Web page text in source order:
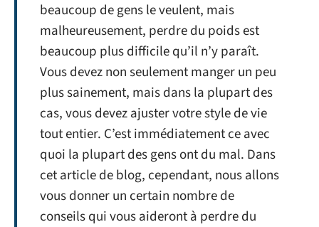
beaucoup de gens le veulent, mais
malheureusement, perdre du poids est
beaucoup plus difficile qu’il n’y paraît.
Vous devez non seulement manger un peu
plus sainement, mais dans la plupart des
cas, vous devez ajuster votre style de vie
tout entier. C’est immédiatement ce avec
quoi la plupart des gens ont du mal. Dans
cet article de blog, cependant, nous allons
vous donner un certain nombre de
conseils qui vous aideront à perdre du